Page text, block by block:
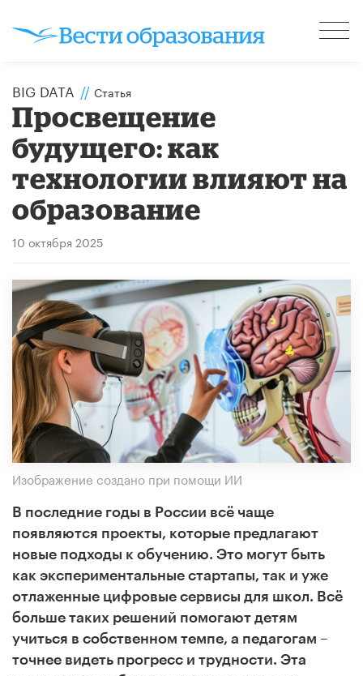
BIG DATA // Статья
Просвещение
будущего: как
технологии влияют на
образование
10 октября 2025
Изображение создано при помощи ИИ
В последние годы в России всё чаще
появляются проекты, которые предлагают
новые подходы к обучению. Это могут быть
как экспериментальные стартапы, так и уже
отлаженные цифровые сервисы для школ. Всё
больше таких решений помогают детям
учиться в собственном темпе, а педагогам –
точнее видеть прогресс и трудности. Эта